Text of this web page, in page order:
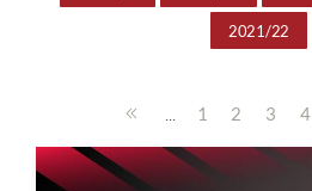
2021/22
... 1 2 3 4